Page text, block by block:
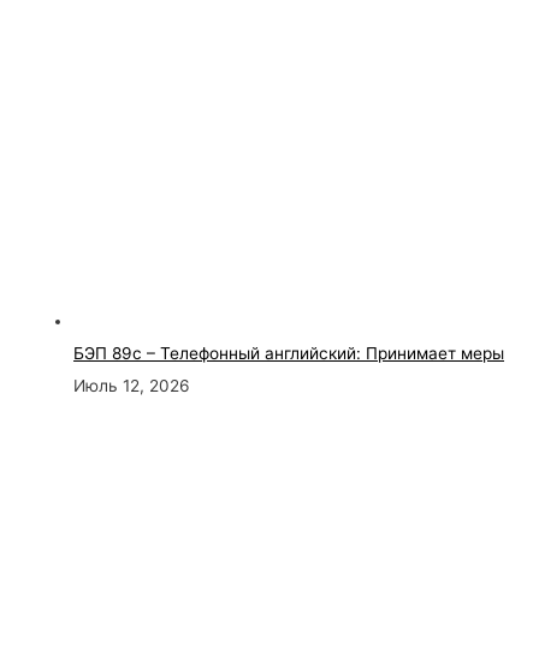
БЭП 89с – Телефонный английский: Принимает меры
Июль 12, 2026